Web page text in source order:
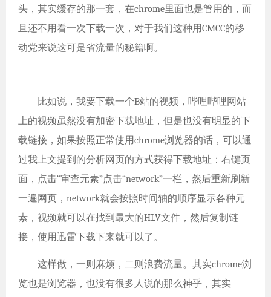
头，其实缓存的那一套，在chrome里面也是管用的，而
且还不用看一次下载一次，对于我们这种用CMCC的移
动党来说这可是省流量的秘籍啊。
比如说，我要下载一个B站的视频，哔哩哔哩网站
上的视频虽然没有加密下载地址，但是也没有明显的下
载链接，如果按照正常使用chrome浏览器的话，可以通
过我上文提到的分析网页的方式获得下载地址：右键页
面，点击“审查元素”点击“network”一栏，然后重新刷新
一遍网页，network就会按照时间轴的顺序显示各种元
素，视频就可以在找到最大的HLV文件，然后复制链
接，使用迅雷下载下来就可以了。
这样做，一则麻烦，二则浪费流量。其实chrome浏
览也是浏览器，也没有很多人说的那么神乎，其实